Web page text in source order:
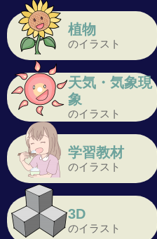
植物
のイラスト
天気・気象現
象
のイラスト
学習教材
のイラスト
3D
のイラスト